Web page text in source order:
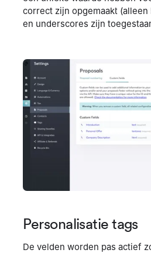
correct zijn opgemaakt
en underscores zijn
Personalisatie tags
De velden worden pas actief